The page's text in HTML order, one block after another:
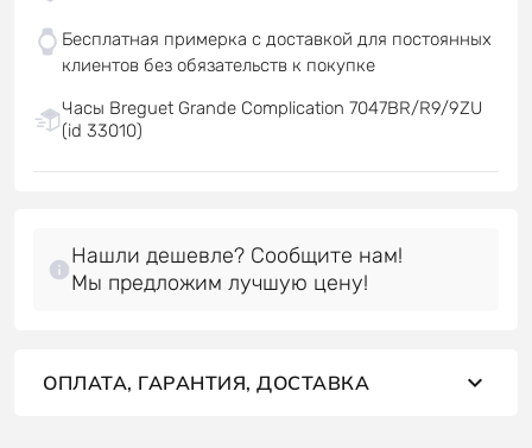
Бесплатная примерка с доставкой для постоянных
клиентов без обязательств к покупке
Часы Breguet Grande Complication 7047BR/R9/9ZU
(id 33010)
Нашли дешевле? Сообщите нам!
Мы предложим лучшую цену!
ОПЛАТА, ГАРАНТИЯ, ДОСТАВКА